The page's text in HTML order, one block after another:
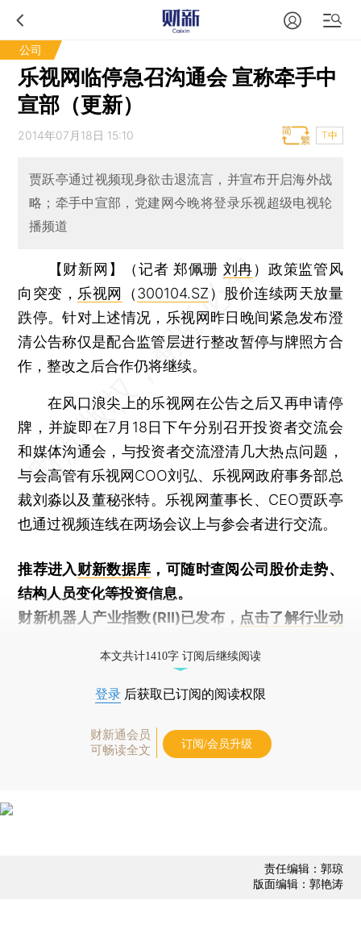
公司
乐视网临停急召沟通会 宣称牵手中
宣部（更新）
2014年07月18日 15:10 T中
贾跃亭通过视频现身欲击退流言，并宣布开启海外战
略；牵手中宣部，党建网今晚将登录乐视超级电视轮
播频道
【财新网】（记者 郑佩珊 刘冉） 政策监管风
向突变， 乐视网 （300104.SZ ）股价连续两天放量
跌停。针对上述情况，乐视网昨日晚间紧急发布澄
清公告称仅是配合监管层进行整改暂停与牌照方合
作，整改之后合作仍将继续。
在风口浪尖上的乐视网在公告之后又再申请停
牌，并旋即在7月18日下午分别召开投资者交流会
和媒体沟通会，与投资者交流澄清几大热点问题，
与会高管有乐视网COO刘弘、乐视网政府事务部总
裁刘淼以及董秘张特。乐视网董事长、CEO贾跃亭
也通过视频连线在两场会议上与参会者进行交流。
推荐进入财新数据库 ，可随时查阅公司股价走势、
结构人员变化等投资信息。
财新机器人产业指数(RII)已发布， 点击了解行业动
本文共计1410字 订阅后继续阅读
登录 后获取已订阅的阅读权限
财新通会员
可畅读全文
订阅/会员升级
责任编辑：郭琼
版面编辑：郭艳涛